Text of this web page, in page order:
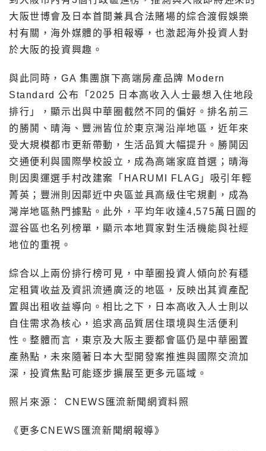
大阪世博會及日本首間兼具合法賭場的綜合渡假娛樂
村有關，海外媒體的爭相報導，也激起海外投資人對
於大阪的投資興趣。
與此同時，GA 集團旗下高端房產品牌 Modern
Standard 公布「2025 日本高收入人士最想入住地段
排行」，顯示出與中華圈截然不同的偏好。排名前三
的勝鬨、晴海、豐洲皆位於東京灣沿岸地區，近年來
受大規模都市更新帶動，生活品質大幅提升。勝鬨因
交通便利與國際學校設立，成為高端家庭首選；晴海
則因奧運選手村改建案「HARUMI FLAG」吸引年輕
菁英；豐洲則因鄰近中央區並具高級住宅規劃，成為
灣岸地區熱門據點。此外，平均年收達4,575萬日圓的
澀谷區也名列榜單，顯示本地買家對生活機能與社經
地位的重視。
綜合以上兩份排行榜可見，中華圈投資人傾向於有穩
定租賃收益及資訊流通廣泛的地區，反映出其資產配
置與出租收益導向。相比之下，日本高收入人士則以
自住需求為核心，追求高品質居住環境與生活便利
性。整體而言，東京及大阪主要都會區仍是中華圈置
產熱點，未來隨著日本大型開發案推進與國際交流加
深，投資焦點可能逐步擴展至更多元區域。
照片來源： CNEWS匯流新聞網資料照
《更多CNEWS匯流新聞網報導》